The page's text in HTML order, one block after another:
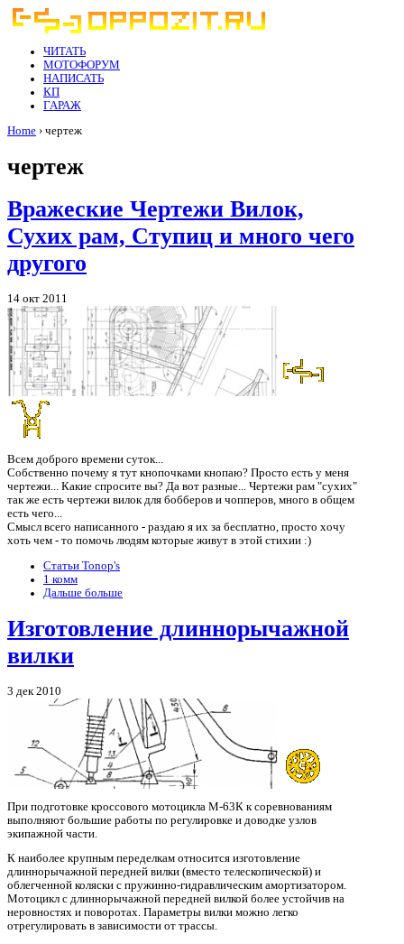
ЧИТАТЬ
МОТОФОРУМ
НАПИСАТЬ
КП
ГАРАЖ
Home › чертеж
чертеж
Вражеские Чертежи Вилок,
Сухих рам, Ступиц и много чего
другого
14 окт 2011
Всем доброго времени суток...
Собственно почему я тут кнопочками кнопаю? Просто есть у меня
чертежи... Какие спросите вы? Да вот разные... Чертежи рам "сухих"
так же есть чертежи вилок для бобберов и чопперов, много в общем
есть чего...
Смысл всего написанного - раздаю я их за бесплатно, просто хочу
хоть чем - то помочь людям которые живут в этой стихии :)
Статьи Tonop's
1 комм
Дальше больше
Изготовление длиннорычажной
вилки
3 дек 2010
При подготовке кроссового мотоцикла М-63К к соревнованиям
выполняют большие работы по регулировке и доводке узлов
экипажной части.
К наиболее крупным переделкам относится изготовление
длиннорычажной передней вилки (вместо телескопической) и
облегченной коляски с пружинно-гидравлическим амортизатором.
Мотоцикл с длиннорычажной передней вилкой более устойчив на
неровностях и поворотах. Параметры вилки можно легко
отрегулировать в зависимости от трассы.